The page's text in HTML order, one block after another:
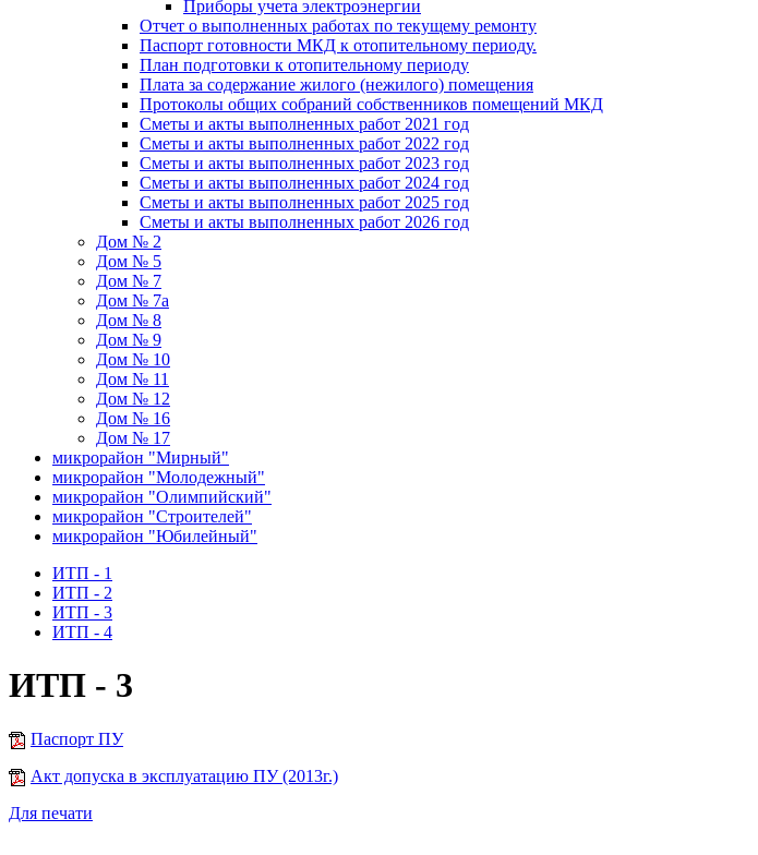
Приборы учета электроэнергии
Отчет о выполненных работах по текущему ремонту
Паспорт готовности МКД к отопительному периоду.
План подготовки к отопительному периоду
Плата за содержание жилого (нежилого) помещения
Протоколы общих собраний собственников помещений МКД
Сметы и акты выполненных работ 2021 год
Сметы и акты выполненных работ 2022 год
Сметы и акты выполненных работ 2023 год
Сметы и акты выполненных работ 2024 год
Сметы и акты выполненных работ 2025 год
Сметы и акты выполненных работ 2026 год
Дом № 2
Дом № 5
Дом № 7
Дом № 7а
Дом № 8
Дом № 9
Дом № 10
Дом № 11
Дом № 12
Дом № 16
Дом № 17
микрорайон "Мирный"
микрорайон "Молодежный"
микрорайон "Олимпийский"
микрорайон "Строителей"
микрорайон "Юбилейный"
ИТП - 1
ИТП - 2
ИТП - 3
ИТП - 4
ИТП - 3
Паспорт ПУ
Акт допуска в эксплуатацию ПУ (2013г.)
Для печати